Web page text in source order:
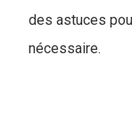
des astuces
nécessaire.